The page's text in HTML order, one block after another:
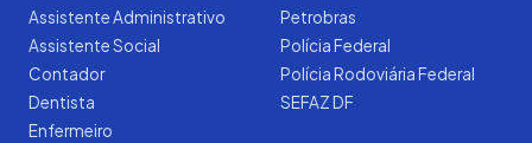
Assistente Administrativo
Assistente Social
Contador
Dentista
Enfermeiro
Petrobras
Polícia Federal
Polícia Rodoviária Federal
SEFAZ DF